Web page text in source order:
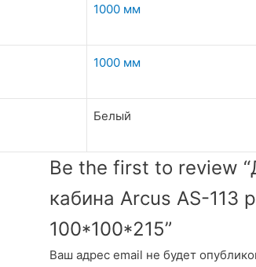
1000 мм
1000 мм
Белый
Be the first to review
кабина Arcus AS-113
100*100*215”
Ваш адрес email не будет